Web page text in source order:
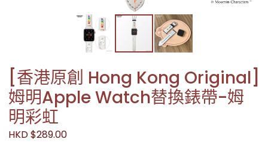
[香港原創 Hong Kong Original]
姆明Apple Watch替換錶帶-姆
明彩虹
HKD $289.00